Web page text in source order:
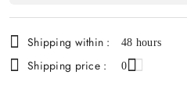
and
delivery
Shipping within : 48 hours
Shipping price : 0